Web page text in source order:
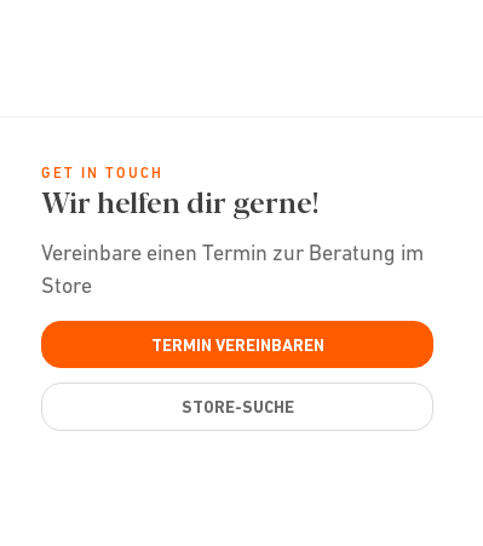
GET IN TOUCH
Wir helfen dir gerne!
Vereinbare einen Termin zur Beratung im
Store
TERMIN VEREINBAREN
STORE-SUCHE